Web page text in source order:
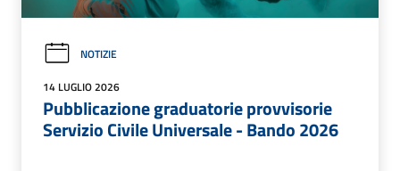
NOTIZIE
14 LUGLIO 2026
Pubblicazione graduatorie provvisorie
Servizio Civile Universale - Bando 2026